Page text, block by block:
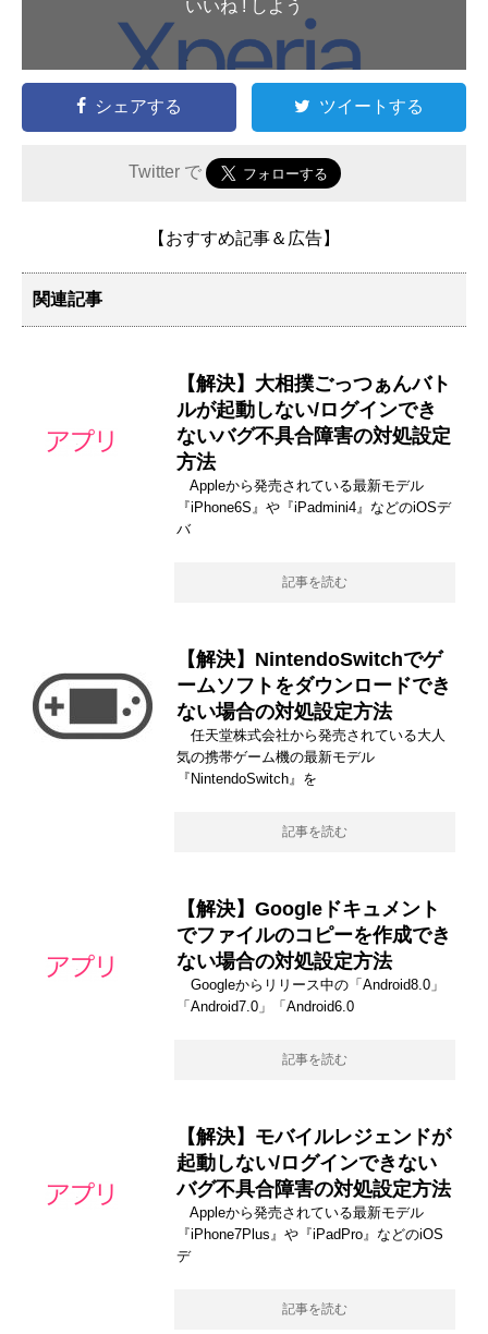
いいね ! しよう
シェアする ツイートする
Twitter で
【おすすめ記事＆広告】
関連記事
【解決】大相撲ごっつぁんバト
ルが起動しない/ログインでき
ないバグ不具合障害の対処設定
方法
Appleから発売されている最新モデル
『iPhone6S』や『iPadmini4』などのiOSデ
バ
記事を読む
【解決】NintendoSwitchでゲ
ームソフトをダウンロードでき
ない場合の対処設定方法
任天堂株式会社から発売されている大人
気の携帯ゲーム機の最新モデル
『NintendoSwitch』を
記事を読む
【解決】Googleドキュメント
でファイルのコピーを作成でき
ない場合の対処設定方法
Googleからリリース中の「Android8.0」
「Android7.0」「Android6.0
記事を読む
【解決】モバイルレジェンドが
起動しない/ログインできない
バグ不具合障害の対処設定方法
Appleから発売されている最新モデル
『iPhone7Plus』や『iPadPro』などのiOS
デ
記事を読む